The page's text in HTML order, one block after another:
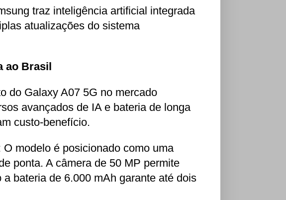
traz inteligência artificial integrada
atualizações do sistema
ao Brasil
do Galaxy A07 5G no mercado
avançados de IA e bateria de longa
custo-benefício.
O modelo é posicionado como uma
ponta. A câmera de 50 MP permite
bateria de 6.000 mAh garante até dois